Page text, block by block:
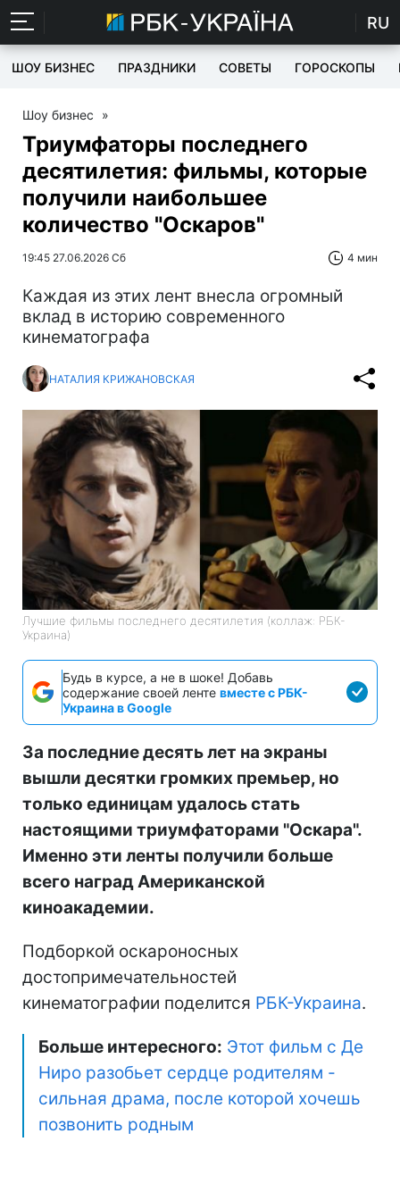
RU
ШОУ БИЗНЕС ПРАЗДНИКИ СОВЕТЫ ГОРОСКОПЫ
Шоу бизнес »
Триумфаторы последнего
десятилетия: фильмы, которые
получили наибольшее
количество "Оскаров"
19:45 27.06.2026 Сб 4 мин
Каждая из этих лент внесла огромный
вклад в историю современного
кинематографа
НАТАЛИЯ КРИЖАНОВСКАЯ
Лучшие фильмы последнего десятилетия (коллаж: РБК-
Украина)
Будь в курсе, а не в шоке! Добавь
содержание своей ленте вместе с РБК-
Украина в Google
За последние десять лет на экраны
вышли десятки громких премьер, но
только единицам удалось стать
настоящими триумфаторами "Оскара".
Именно эти ленты получили больше
всего наград Американской
киноакадемии.
Подборкой оскароносных
достопримечательностей
кинематографии поделится РБК-Украина.
Больше интересного: Этот фильм с Де
Ниро разобьет сердце родителям -
сильная драма, после которой хочешь
позвонить родным